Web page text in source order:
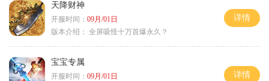
天降财神
开服时间： 09月/01日
版本介绍： 全屏吸怪十万首爆永久？
详情
宝宝专属
开服时间： 09月/01日
详情